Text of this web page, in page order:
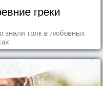
греки
знали толк в любовных